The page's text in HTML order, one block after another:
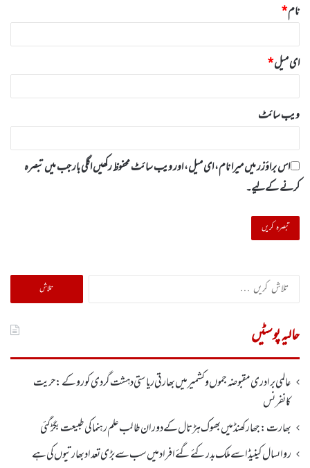
نام*
ای میل*
ویب‌ سائٹ
اس براؤزر میں میرا نام، ای میل، اور ویب سائٹ محفوظ رکھیں اگلی بار جب میں تبصرہ
کرنے کےلیے۔
تلاش
کریں
حالیہ پوسٹیں
عالمی برادری مقبوضہ جموں وکشمیر میں بھارتی ریاستی دہشت گردی کو روکے : حریت
کانفرنس
بھارت :جھارکھنڈمیں بھوک ہڑتال کے دوران طالب علم رہنما کی طبیعت بگڑ گئی
رواںسال کینیڈا سے ملک بدر کئے گئے افراد میں سب سے بڑی تعداد بھارتیوں کی ہے